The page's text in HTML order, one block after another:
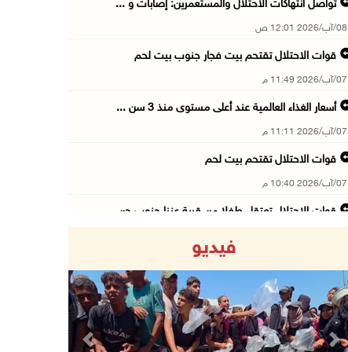
تواصل انتهاكات الاحتلال والمستعمرين: إصابات و ...
08/آب/2026 12:01 ص
قوات الاحتلال تقتحم بيت فجار جنوب بيت لحم
07/آب/2026 11:49 م
أسعار الغذاء العالمية عند أعلى مستوى منذ 3 سن ...
07/آب/2026 11:11 م
قوات الاحتلال تقتحم بيت لحم
07/آب/2026 10:40 م
قوات الاحتلال تعتقل طفلا من قرية عنزا جنوب جن ...
07/آب/2026 10:15 م
الاحتلال يعيق تنقل المواطنين ويقتحم بلدات شرق ...
07/آب/2026 08:52 م
فيديو
Previous Next